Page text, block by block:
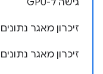
גישה ל-GPU
זיכרון מאגר
זיכרון מאגר